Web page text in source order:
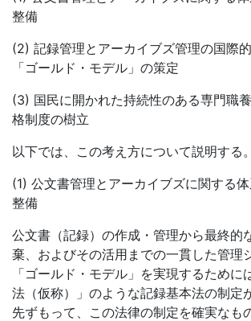
整備
(2) 記録管理とアーカイブズ管理の国際
「ゴールド・モデル」の策定
(3) 国民に開かれた持続性のある専門職
格制度の樹立
以下では、この考え方について説明する。
(1) 公文書管理とアーカイブズに関する
整備
公文書（記録）の作成・管理から最終的
棄、およびその活用までの一貫した管理
「ゴールド・モデル」を実現するために
法（仮称）」のような記録基本法の制定
先ずもって、この法律の制定を確実なも